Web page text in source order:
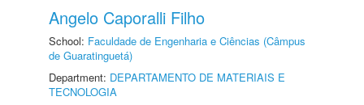
Angelo Caporalli Filho
School: Faculdade de Engenharia e Ciências (Câmpus
de Guaratinguetá)
Department: DEPARTAMENTO DE MATERIAIS E
TECNOLOGIA